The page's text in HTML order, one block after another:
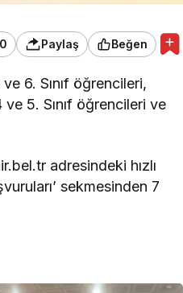
0 Paylaş Beğen
6. Sınıf öğrencileri,
5. Sınıf öğrencileri ve
adresindeki hızlı
sekmesinden 7